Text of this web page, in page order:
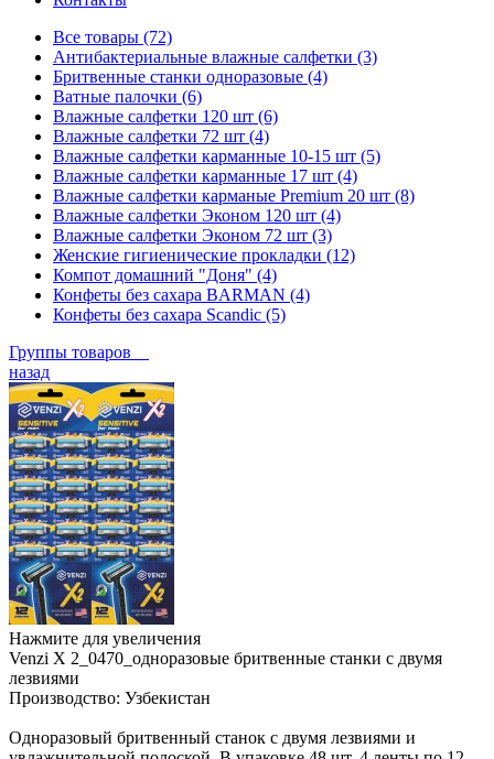
Все товары (72)
Антибактериальные влажные салфетки (3)
Бритвенные станки одноразовые (4)
Ватные палочки (6)
Влажные салфетки 120 шт (6)
Влажные салфетки 72 шт (4)
Влажные салфетки карманные 10-15 шт (5)
Влажные салфетки карманные 17 шт (4)
Влажные салфетки карманые Premium 20 шт (8)
Влажные салфетки Эконом 120 шт (4)
Влажные салфетки Эконом 72 шт (3)
Женские гигиенические прокладки (12)
Компот домашний "Доня" (4)
Конфеты без сахара BARMAN (4)
Конфеты без сахара Scandic (5)
Группы товаров
назад
Нажмите для увеличения
Venzi X 2_0470_одноразовые бритвенные станки с двумя
лезвиями
Производство: Узбекистан
Одноразовый бритвенный станок с двумя лезвиями и